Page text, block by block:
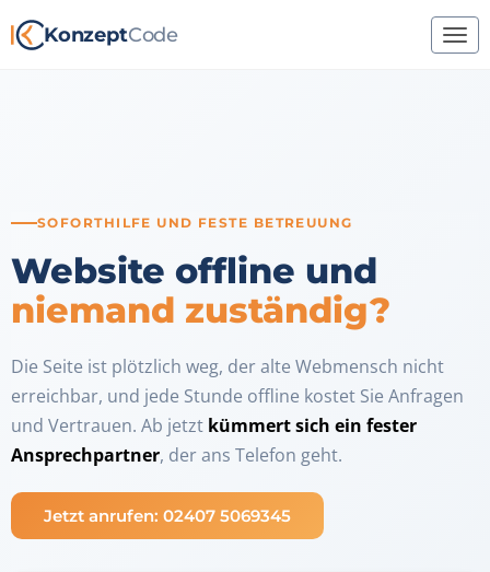
KonzeptCode
SOFORTHILFE UND FESTE BETREUUNG
Website offline und
niemand zuständig?
Die Seite ist plötzlich weg, der alte Webmensch nicht
erreichbar, und jede Stunde offline kostet Sie Anfragen
und Vertrauen. Ab jetzt kümmert sich ein fester
Ansprechpartner, der ans Telefon geht.
Jetzt anrufen: 02407 5069345